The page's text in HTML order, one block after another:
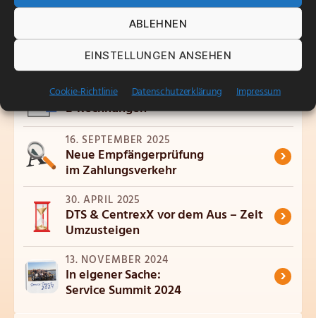
ABLEHNEN
EINSTELLUNGEN ANSEHEN
Cookie-Richtlinie Datenschutzerklärung Impressum
Verwandte Artikel
19. JANUAR 2026
Arconda im Ländle: Neuer Standort
in Baden-Württemberg ›
8. DEZEMBER 2025
E-Rechnungen ›
16. SEPTEMBER 2025
Neue Empfängerprüfung
im Zahlungsverkehr ›
30. APRIL 2025
DTS & CentrexX vor dem Aus – Zeit
Umzusteigen ›
13. NOVEMBER 2024
In eigener Sache:
Service Summit 2024 ›